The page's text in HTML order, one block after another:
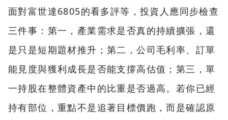
面對富世達6805的看多評等，投資人應同步檢查
三件事：第一，產業需求是否真的持續擴張，還
是只是短期題材推升；第二，公司毛利率、訂單
能見度與獲利成長是否能支撐高估值；第三，單
一持股在整體資產中的比重是否過高。若你已經
持有部位，重點不是追著目標價跑，而是確認原